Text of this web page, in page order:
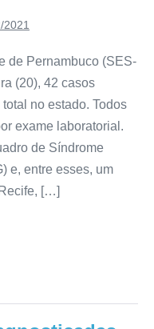
2021
de Pernambuco (SES-
(20), 42 casos
no estado. Todos
exame laboratorial.
de Síndrome
e, entre esses, um
[…]